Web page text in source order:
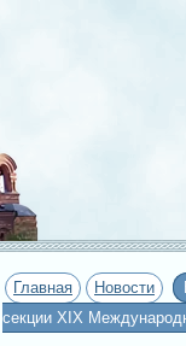
Главная Новости
секции XIX